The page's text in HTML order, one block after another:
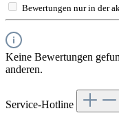
Bewertungen nur in der
Keine Bewertungen
anderen.
Service-Hotline